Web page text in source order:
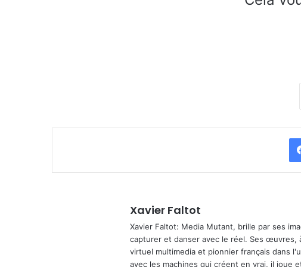
Xavier Faltot
Xavier Faltot: Media Mutant, brille par ses
capturer et danser avec le réel. Ses œuvres,
virtuel multimedia et pionnier français dans
avec les machines qui créent en vrai, il joue